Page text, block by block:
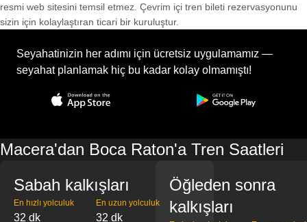
resmi web sitesini temsil etmez. Çevrim içi tren bileti rezervasyonunu
sizin için kolaylaştıran ticari bir kuruluştur.
Seyahatinizin her adımı için ücretsiz uygulamamız —
seyahat planlamak hiç bu kadar kolay olmamıştı!
Macera'dan Boca Raton'a Tren Saatleri
Sabah kalkışları
En hızlı yolculuk
32 dk
En uzun yolculuk
32 dk
Öğleden sonra
kalkışları